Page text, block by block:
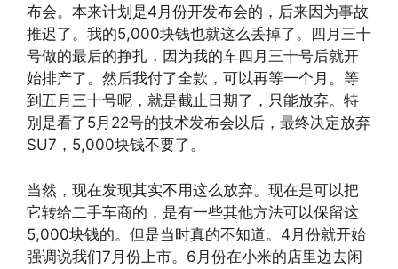
布会。本来计划是4月份开发布会的，后来因为事故
推迟了。我的5,000块钱也就这么丢掉了。四月三十
号做的最后的挣扎，因为我的车四月三十号后就开
始排产了。然后我付了全款，可以再等一个月。等
到五月三十号呢，就是截止日期了，只能放弃。特
别是看了5月22号的技术发布会以后，最终决定放弃
SU7，5,000块钱不要了。
当然，现在发现其实不用这么放弃。现在是可以把
它转给二手车商的，是有一些其他方法可以保留这
5,000块钱的。但是当时真的不知道。4月份就开始
强调说我们7月份上市。6月份在小米的店里边去闲